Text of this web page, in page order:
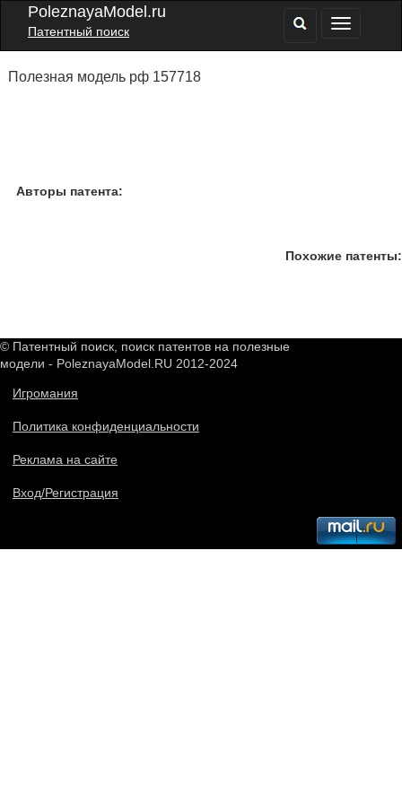
PoleznayaModel.ru
Патентный поиск
Полезная модель рф 157718
Авторы патента:
Похожие патенты:
© Патентный поиск, поиск патентов на полезные
модели - PoleznayaModel.RU 2012-2024
Игромания
Политика конфиденциальности
Реклама на сайте
Вход/Регистрация